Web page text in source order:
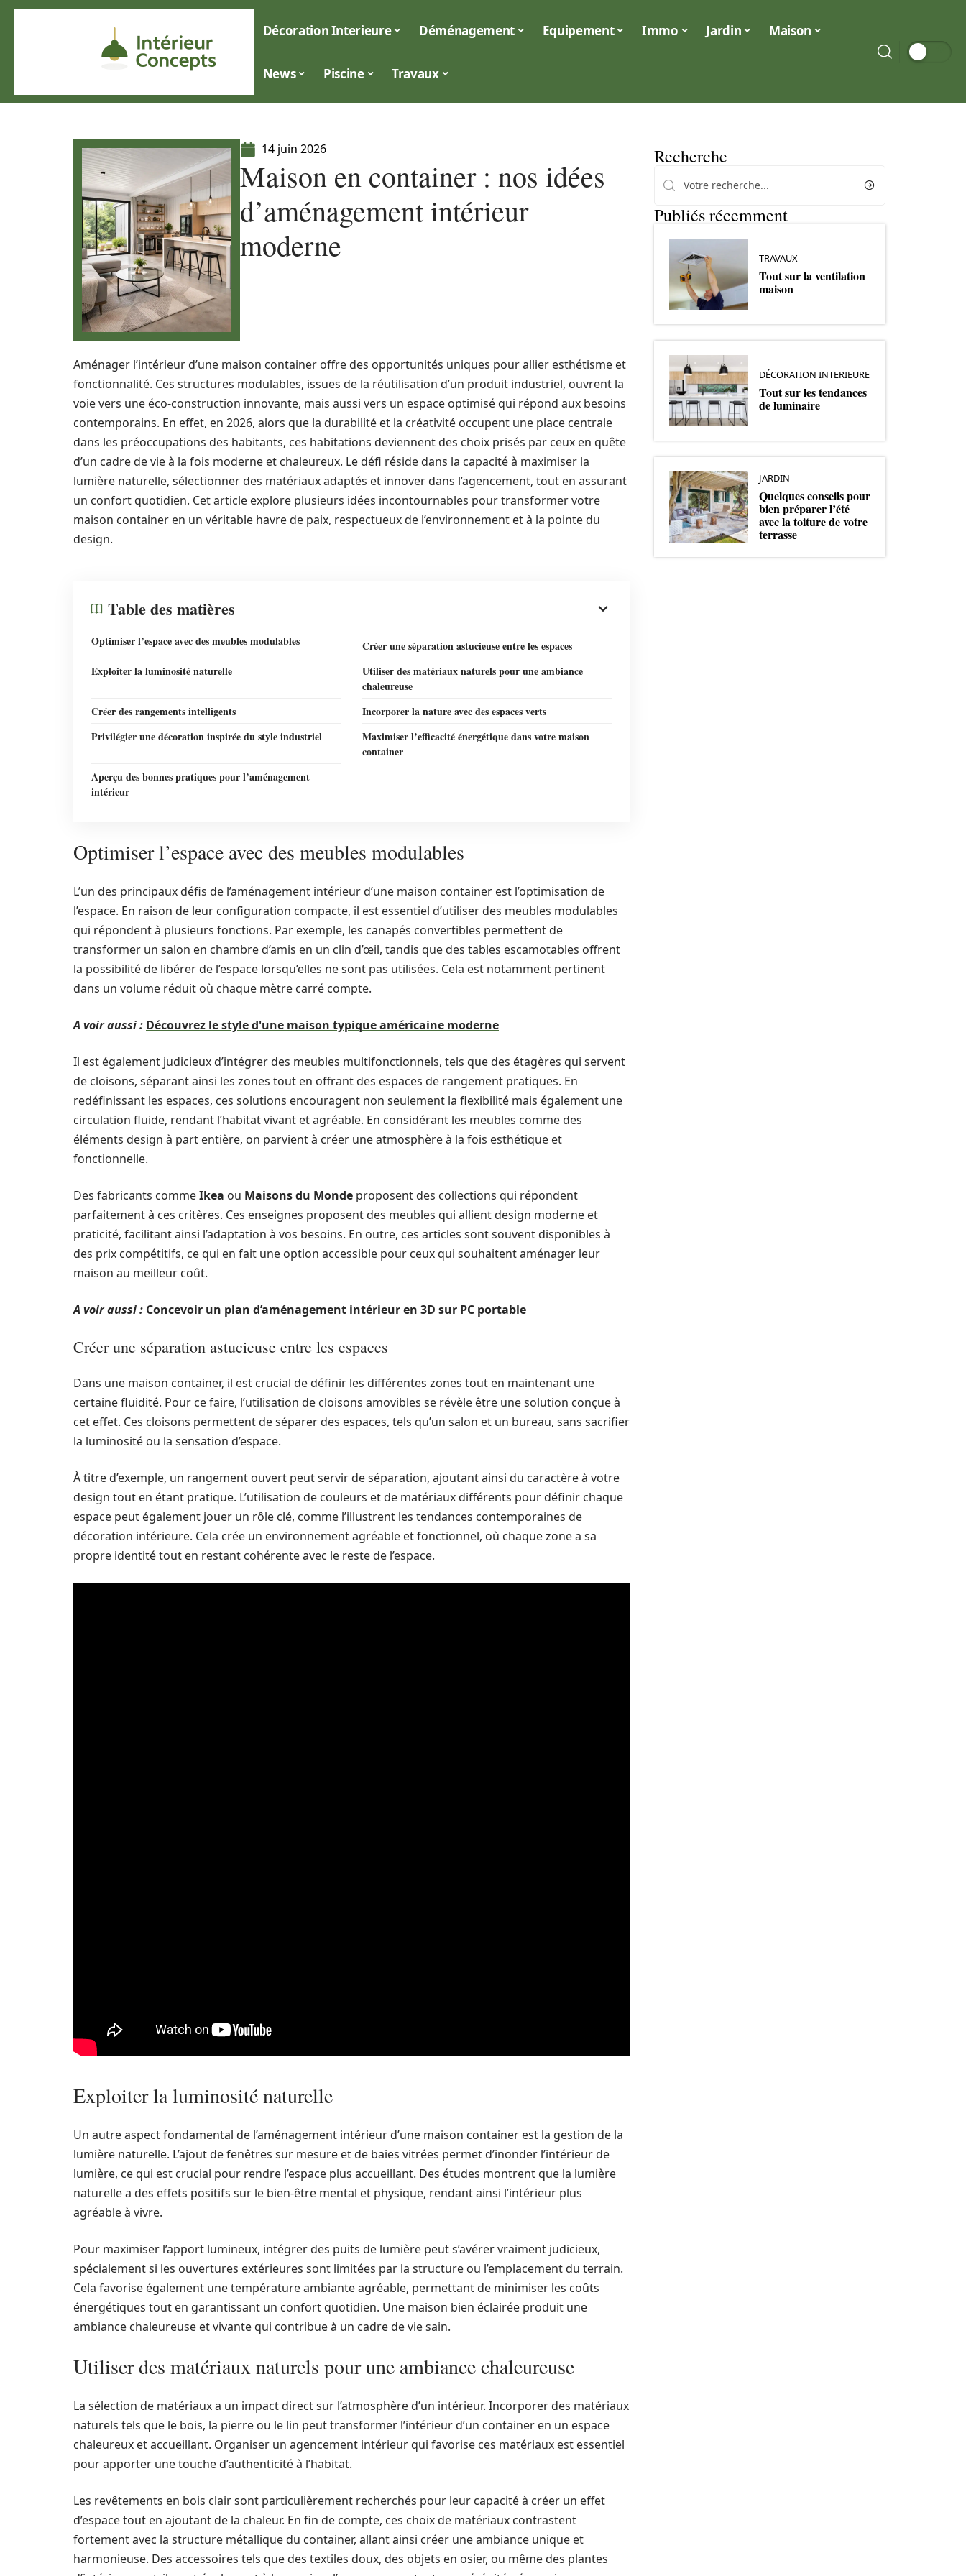
Décoration Interieure Déménagement Equipement Immo Jardin Maison
News Piscine Travaux
14 juin 2026
Maison en container : nos idées
d’aménagement intérieur
moderne
Aménager l’intérieur d’une maison container offre des opportunités uniques pour allier esthétisme et
fonctionnalité. Ces structures modulables, issues de la réutilisation d’un produit industriel, ouvrent la
voie vers une éco-construction innovante, mais aussi vers un espace optimisé qui répond aux besoins
contemporains. En effet, en 2026, alors que la durabilité et la créativité occupent une place centrale
dans les préoccupations des habitants, ces habitations deviennent des choix prisés par ceux en quête
d’un cadre de vie à la fois moderne et chaleureux. Le défi réside dans la capacité à maximiser la
lumière naturelle, sélectionner des matériaux adaptés et innover dans l’agencement, tout en assurant
un confort quotidien. Cet article explore plusieurs idées incontournables pour transformer votre
maison container en un véritable havre de paix, respectueux de l’environnement et à la pointe du
design.
Table des matières
Optimiser l’espace avec des meubles modulables
Créer une séparation astucieuse entre les espaces
Exploiter la luminosité naturelle
Utiliser des matériaux naturels pour une ambiance
chaleureuse
Créer des rangements intelligents
Incorporer la nature avec des espaces verts
Privilégier une décoration inspirée du style industriel
Maximiser l’efficacité énergétique dans votre maison
container
Aperçu des bonnes pratiques pour l’aménagement
intérieur
Optimiser l’espace avec des meubles modulables
L’un des principaux défis de l’aménagement intérieur d’une maison container est l’optimisation de
l’espace. En raison de leur configuration compacte, il est essentiel d’utiliser des meubles modulables
qui répondent à plusieurs fonctions. Par exemple, les canapés convertibles permettent de
transformer un salon en chambre d’amis en un clin d’œil, tandis que des tables escamotables offrent
la possibilité de libérer de l’espace lorsqu’elles ne sont pas utilisées. Cela est notamment pertinent
dans un volume réduit où chaque mètre carré compte.
A voir aussi : Découvrez le style d'une maison typique américaine moderne
Il est également judicieux d’intégrer des meubles multifonctionnels, tels que des étagères qui servent
de cloisons, séparant ainsi les zones tout en offrant des espaces de rangement pratiques. En
redéfinissant les espaces, ces solutions encouragent non seulement la flexibilité mais également une
circulation fluide, rendant l’habitat vivant et agréable. En considérant les meubles comme des
éléments design à part entière, on parvient à créer une atmosphère à la fois esthétique et
fonctionnelle.
Des fabricants commeIkea ou Maisons du Monde proposent des collections qui répondent
parfaitement à ces critères. Ces enseignes proposent des meubles qui allient design moderne et
praticité, facilitant ainsi l’adaptation à vos besoins. En outre, ces articles sont souvent disponibles à
des prix compétitifs, ce qui en fait une option accessible pour ceux qui souhaitent aménager leur
maison au meilleur coût.
A voir aussi : Concevoir un plan d’aménagement intérieur en 3D sur PC portable
Créer une séparation astucieuse entre les espaces
Dans une maison container, il est crucial de définir les différentes zones tout en maintenant une
certaine fluidité. Pour ce faire, l’utilisation de cloisons amovibles se révèle être une solution conçue à
cet effet. Ces cloisons permettent de séparer des espaces, tels qu’un salon et un bureau, sans sacrifier
la luminosité ou la sensation d’espace.
À titre d’exemple, un rangement ouvert peut servir de séparation, ajoutant ainsi du caractère à votre
design tout en étant pratique. L’utilisation de couleurs et de matériaux différents pour définir chaque
espace peut également jouer un rôle clé, comme l’illustrent les tendances contemporaines de
décoration intérieure. Cela crée un environnement agréable et fonctionnel, où chaque zone a sa
propre identité tout en restant cohérente avec le reste de l’espace.
Exploiter la luminosité naturelle
Un autre aspect fondamental de l’aménagement intérieur d’une maison container est la gestion de la
lumière naturelle. L’ajout de fenêtres sur mesure et de baies vitrées permet d’inonder l’intérieur de
lumière, ce qui est crucial pour rendre l’espace plus accueillant. Des études montrent que la lumière
naturelle a des effets positifs sur le bien-être mental et physique, rendant ainsi l’intérieur plus
agréable à vivre.
Pour maximiser l’apport lumineux, intégrer des puits de lumière peut s’avérer vraiment judicieux,
spécialement si les ouvertures extérieures sont limitées par la structure ou l’emplacement du terrain.
Cela favorise également une température ambiante agréable, permettant de minimiser les coûts
énergétiques tout en garantissant un confort quotidien. Une maison bien éclairée produit une
ambiance chaleureuse et vivante qui contribue à un cadre de vie sain.
Utiliser des matériaux naturels pour une ambiance chaleureuse
La sélection de matériaux a un impact direct sur l’atmosphère d’un intérieur. Incorporer des matériaux
naturels tels que le bois, la pierre ou le lin peut transformer l’intérieur d’un container en un espace
chaleureux et accueillant. Organiser un agencement intérieur qui favorise ces matériaux est essentiel
pour apporter une touche d’authenticité à l’habitat.
Les revêtements en bois clair sont particulièrement recherchés pour leur capacité à créer un effet
d’espace tout en ajoutant de la chaleur. En fin de compte, ces choix de matériaux contrastent
fortement avec la structure métallique du container, allant ainsi créer une ambiance unique et
harmonieuse. Des accessoires tels que des textiles doux, des objets en osier, ou même des plantes
Recherche
Publiés récemment
TRAVAUX
Tout sur la ventilation
maison
DÉCORATION INTERIEURE
Tout sur les tendances
de luminaire
JARDIN
Quelques conseils pour
bien préparer l’été
avec la toiture de votre
terrasse